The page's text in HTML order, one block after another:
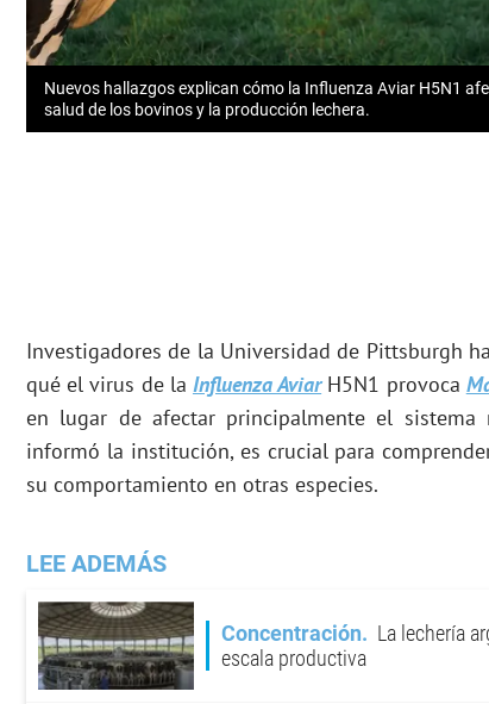
Nuevos hallazgos explican cómo la Influenza Aviar H5N1
salud de los bovinos y la producción lechera.
Investigadores de la Universidad de Pittsburgh
qué el virus de la Influenza AviarH5N1 provoca
en lugar de afectar principalmente el sistema
informó la institución, es crucial para
su comportamiento en otras especies.
LEE ADEMÁS
Concentración
La lechería
escala productiva